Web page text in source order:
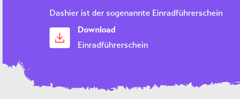
Dashier ist der sogenannte Einradführerschein
Download
Einradführerschein